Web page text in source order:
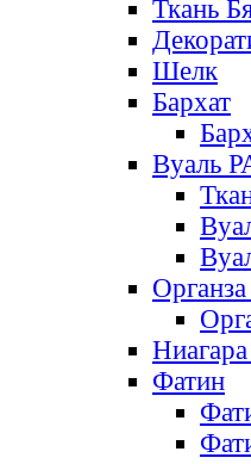
Ткань
Шелк
Бархат
Вуаль
Фатин